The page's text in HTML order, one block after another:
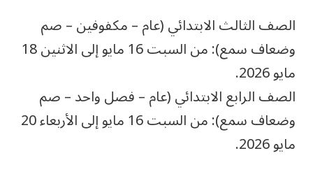
الصف الثالث الابتدائي (عام – مكفوفين – صم
وضعاف سمع): من السبت 16 مايو إلى الاثنين 18
مايو 2026.
الصف الرابع الابتدائي (عام – فصل واحد – صم
وضعاف سمع): من السبت 16 مايو إلى الأربعاء 20
مايو 2026.